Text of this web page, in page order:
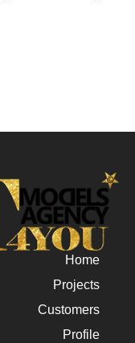
Home
Projects
Customers
Profile